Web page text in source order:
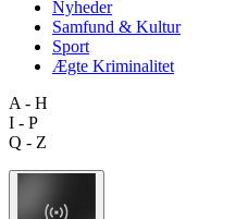
Nyheder
Samfund & Kultur
Sport
Ægte Kriminalitet
A - H
I - P
Q - Z